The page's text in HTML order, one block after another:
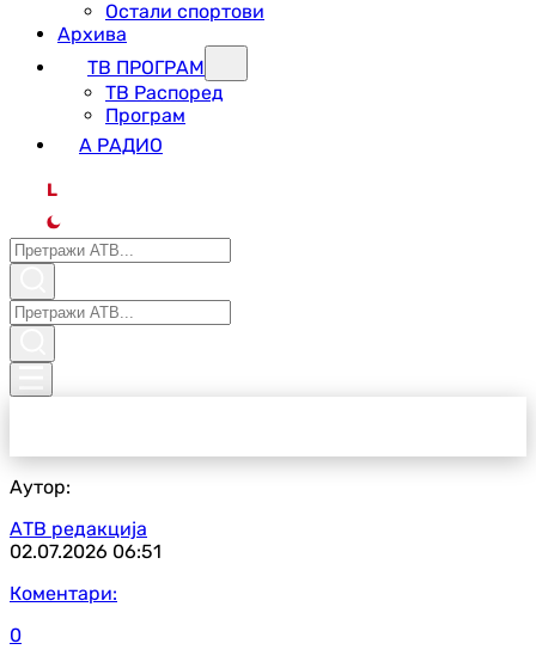
Остали спортови
Архива
ТВ ПРОГРАМ
ТВ Распоред
Програм
А РАДИО
L
Аутор:
АТВ редакција
02.07.2026 06:51
Коментари:
0